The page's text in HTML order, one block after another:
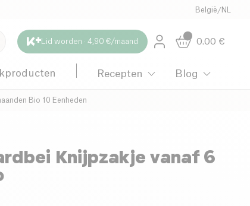
België /NL
Lid worden · 4,90 €/maand 0.00 €
Recepten Blog
Bio 10 Eenheden
Knijpzakje vanaf 6